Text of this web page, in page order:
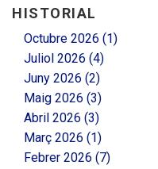
HISTORIAL
Octubre 2026 (1)
Juliol 2026 (4)
Juny 2026 (2)
Maig 2026 (3)
Abril 2026 (3)
Març 2026 (1)
Febrer 2026 (7)